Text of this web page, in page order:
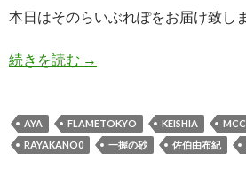
本日はそのらいぶれぽをお届け致し
続きを読む らいぶれぽ “YOU&ME
→
AYA FLAMETOKYO KEISHIA
RAYAKANO0
一握の砂 佐伯由布紀